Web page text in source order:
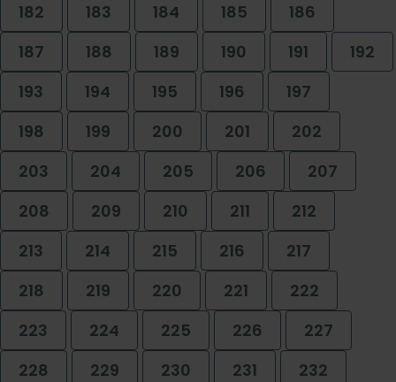
182
183 184 185
186
187
188 189 190 191
192
193
194 195 196
197
198
199 200 201
202
203
204 205 206
207
208
209 210 211
212
213
214 215 216
217
218
219 220 221
222
223
224 225 226
227
228
229 230 231
232